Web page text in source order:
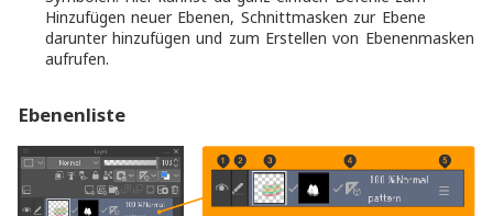
Hinzufügen neuer Ebenen, Schnittmasken zur Ebene
darunter hinzufügen und zum Erstellen von Ebenenmasken
aufrufen.
Ebenenliste